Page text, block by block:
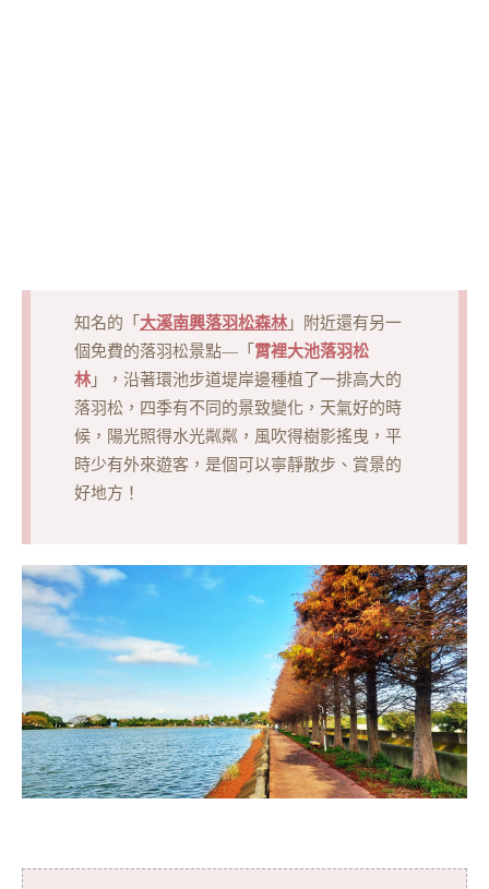
知名的「大溪南興落羽松森林 」附近還有另一
個免費的落羽松景點—「霄裡大池落羽松
林 」，沿著環池步道堤岸邊種植了一排高大的
落羽松，四季有不同的景致變化，天氣好的時
候，陽光照得水光粼粼，風吹得樹影搖曳，平
時少有外來遊客，是個可以寧靜散步、賞景的
好地方！